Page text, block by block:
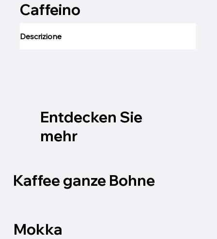
Caffeino
Descrizione
Entdecken Sie
mehr
Kaffee ganze Bohne
Mokka